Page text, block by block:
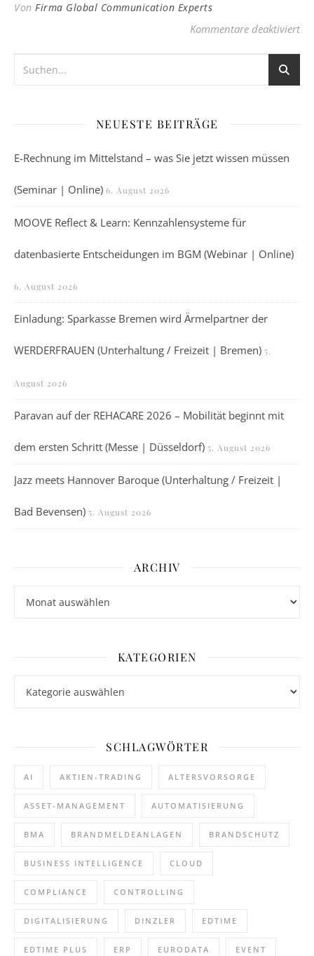
Von Firma Global Communication Experts
Kommentare deaktiviertfür
NEUESTE BEITRÄGE
E-Rechnung im Mittelstand – was Sie jetzt wissen müssen
(Seminar | Online) 6. August 2026
MOOVE Reflect & Learn: Kennzahlensysteme für
datenbasierte Entscheidungen im BGM (Webinar | Online)
6. August 2026
Einladung: Sparkasse Bremen wird Ärmelpartner der
WERDERFRAUEN (Unterhaltung / Freizeit | Bremen) 5.
August 2026
Paravan auf der REHACARE 2026 – Mobilität beginnt mit
dem ersten Schritt (Messe | Düsseldorf) 5. August 2026
Jazz meets Hannover Baroque (Unterhaltung / Freizeit |
Bad Bevensen) 5. August 2026
ARCHIV
KATEGORIEN
SCHLAGWÖRTER
AI AKTIEN-TRADING ALTERSVORSORGE
ASSET-MANAGEMENT AUTOMATISIERUNG
BMA BRANDMELDEANLAGEN BRANDSCHUTZ
BUSINESS INTELLIGENCE CLOUD
COMPLIANCE CONTROLLING
DIGITALISIERUNG DINZLER EDTIME
EDTIME PLUS ERP EURODATA EVENT